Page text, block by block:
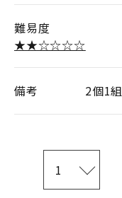
難易度
★★☆☆☆☆
備考 2個1組